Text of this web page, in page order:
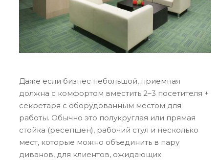
Даже если бизнес небольшой, приемная
должна с комфортом вместить 2–3 посетителя +
секретаря с оборудованным местом для
работы. Обычно это полукруглая или прямая
стойка (ресепшен), рабочий стул и несколько
мест, которые можно объединить в пару
диванов, для клиентов, ожидающих